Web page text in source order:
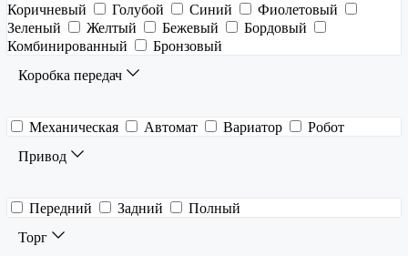
Коричневый
Голубой Синий
Фиолетовый
Зеленый
Желтый Бежевый
Бордовый
Комбинированный
Бронзовый
Коробка передач
Механическая Автомат Вариатор
Робот
Привод
Передний Задний
Полный
Торг